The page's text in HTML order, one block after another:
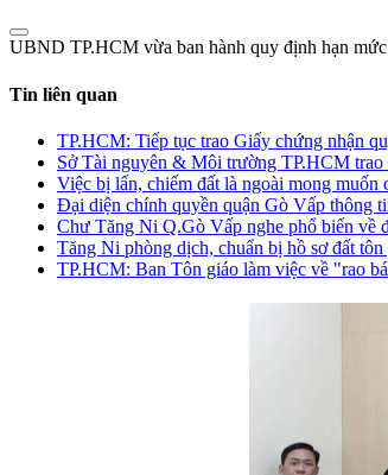
UBND TP.HCM vừa ban hành quy định hạn
Tin liên quan
TP.HCM: Tiếp tục trao Giấy chứng nhận
Sở Tài nguyên & Môi trường TP.HCM trao
Việc bị lấn, chiếm đất là ngoài mong muốn
Đại diện chính quyền quận Gò Vấp thông
Chư Tăng Ni Q.Gò Vấp nghe phổ biến về
Tăng Ni phòng dịch, chuẩn bị hồ sơ đất tôn
TP.HCM: Ban Tôn giáo làm việc về "rao